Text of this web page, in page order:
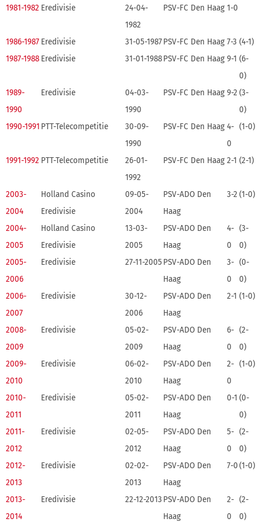
1981-1982 Eredivisie
24-04-
1982
PSV-FC Den Haag 1-0
1986-1987 Eredivisie 31-05-1987PSV-FC Den Haag 7-3 (4-1)
1987-1988 Eredivisie 31-01-1988PSV-FC Den Haag 9-1 (6-
0)
1989-
1990
Eredivisie
04-03-
1990
PSV-FC Den Haag 9-2 (3-
0)
1990-1991 PTT-Telecompetitie
30-09-
1990
PSV-FC Den Haag 4-
0
(1-0)
1991-1992 PTT-Telecompetitie
26-01-
1992
PSV-FC Den Haag 2-1 (2-1)
2003-
2004
Holland Casino
Eredivisie
09-05-
2004
PSV-ADO Den
Haag
3-2 (1-0)
2004-
2005
Holland Casino
Eredivisie
13-03-
2005
PSV-ADO Den
Haag
4-
0
(3-
0)
2005-
2006
Eredivisie 27-11-2005 PSV-ADO Den
Haag
3-
0
(0-
0)
2006-
2007
Eredivisie
30-12-
2006
PSV-ADO Den
Haag
2-1 (1-0)
2008-
2009
Eredivisie
05-02-
2009
PSV-ADO Den
Haag
6-
0
(2-
0)
2009-
2010
Eredivisie
06-02-
2010
PSV-ADO Den
Haag
2-
0
(1-0)
2010-
2011
Eredivisie
05-02-
2011
PSV-ADO Den
Haag
0-1 (0-
0)
2011-
2012
Eredivisie
02-05-
2012
PSV-ADO Den
Haag
5-
0
(2-
0)
2012-
2013
Eredivisie
02-02-
2013
PSV-ADO Den
Haag
7-0(1-0)
2013-
2014
Eredivisie 22-12-2013 PSV-ADO Den
Haag
2-
0
(2-
0)